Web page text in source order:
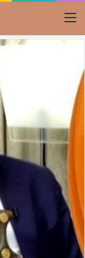
القائمة